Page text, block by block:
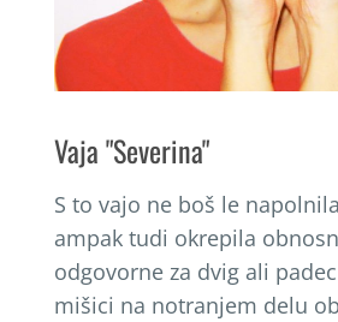
Vaja "Severina"
S to vajo ne boš le
ampak tudi okrepila
odgovorne za dvig ali
mišici na notranjem delu